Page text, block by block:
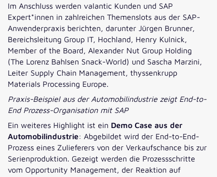
Im Anschluss werden valantic Kunden und SAP
Expert*innen in zahlreichen Themenslots aus der SAP-
Anwenderpraxis berichten, darunter Jürgen Brunner,
Bereichsleitung Group IT, Hochland, Henry Kulnick,
Member of the Board, Alexander Nut Group Holding
(The Lorenz Bahlsen Snack-World) und Sascha Marzini,
Leiter Supply Chain Management, thyssenkrupp
Materials Processing Europe.
Praxis-Beispiel aus der Automobilindustrie zeigt End-to-
End Prozess-Organisation mit SAP
Ein weiteres Highlight ist ein Demo Case aus der
Automobilindustrie: Abgebildet wird der End-to-End-
Prozess eines Zulieferers von der Verkaufschance bis zur
Serienproduktion. Gezeigt werden die Prozessschritte
vom Opportunity Management, der Reaktion auf